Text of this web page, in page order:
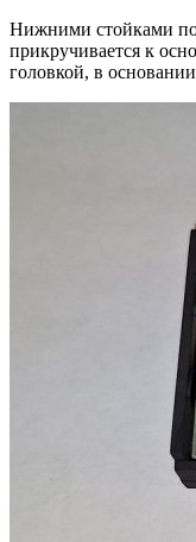
Нижними стойками
прикручивается к
головкой, в